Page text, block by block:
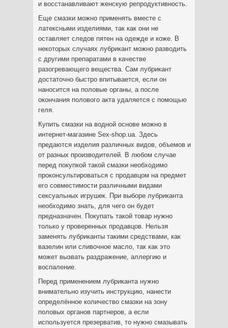
и восстанавливают женскую репродуктивность.
Еще смазки можно применять вместе с
латексными изделиями, так как они не
оставляет следов пятен на одежде и коже. В
некоторых случаях лубрикант можно разводить
с другими препаратами в качестве
разогревающего вещества. Сам лубрикант
достаточно быстро впитывается, если он
наносится на половые органы, а после
окончания полового акта удаляется с помощью
геля.
Купить смазки на водной основе можно в
интернет-магазине Sex-shop.ua. Здесь
предаются изделия различных видов, объемов и
от разных производителей. В любом случае
перед покупкой такой смазки необходимо
проконсультироваться с продавцом на предмет
его совместимости различными видами
сексуальных игрушек. При выборе лубриканта
необходимо знать, для чего он будет
предназначен. Покупать такой товар нужно
только у проверенных продавцов. Нельзя
заменять лубриканты такими средствами, как
вазелин или сливочное масло, так как это
может вызвать раздражение, аллергию и
воспаление.
Перед применением лубриканта нужно
внимательно изучить инструкцию, нанести
определённое количество смазки на зону
половых органов партнеров, а если
используется презерватив, то нужно смазывать